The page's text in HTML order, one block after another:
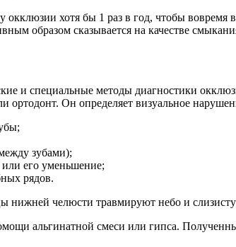
окклюзии хотя бы 1 раз в год, чтобы
образом сказывается на качестве
и специальные методы диагностики
ортодонт. Он определяет визуальное
зубами);
его уменьшение;
рядов.
нижней челюсти травмируют небо и
альгинатной смеси или гипса.